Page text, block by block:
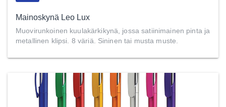
Mainoskynä Leo Lux
Muovirunkoinen kuulakärkikynä, jossa satiinimainen pinta ja
metallinen klipsi. 8 väriä. Sininen tai musta muste.